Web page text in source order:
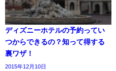
ディズニーホテルの予約ってい
つからできるの？知って得する
裏ワザ！
2015年12月10日